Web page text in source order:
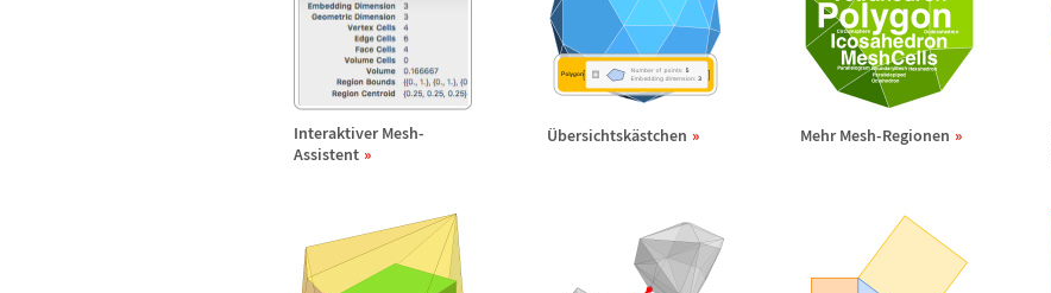
Interaktiver Mesh-
Assistent
Übersichtskästchen Mehr Mesh-Regionen